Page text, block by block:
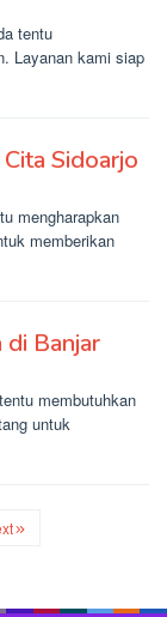
tentu
Layanan kami siap
Sidoarjo
mengharapkan
memberikan
di Banjar
membutuhkan
untuk